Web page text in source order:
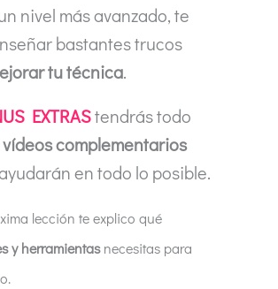
nivel más avanzado, te
bastantes trucos
tu técnica.
EXTRAStendrás todo
vídeos complementarios
en todo lo posible.
lección te explico qué
y herramientasnecesitas para